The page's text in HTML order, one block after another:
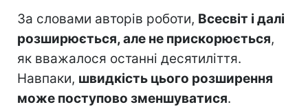
За словами авторів роботи, Всесвіт і далі
розширюється, але не прискорюється,
як вважалося останні десятиліття.
Навпаки, швидкість цього розширення
може поступово зменшуватися.